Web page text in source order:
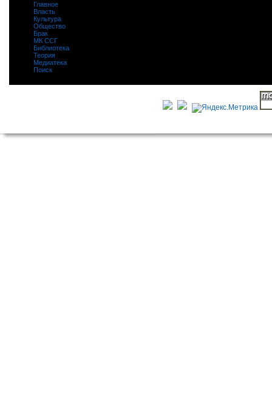
Главное
Власть
Культура
Общество
Брак
МК ССГ
Библиотека
Теория
Медиатека
Поиск